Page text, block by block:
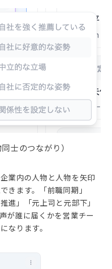
士のつながり）
業内の人物と人物を矢印
きます。「前職同期」
進」「元上司と元部下」
が誰に届くかを営業チー
なります。